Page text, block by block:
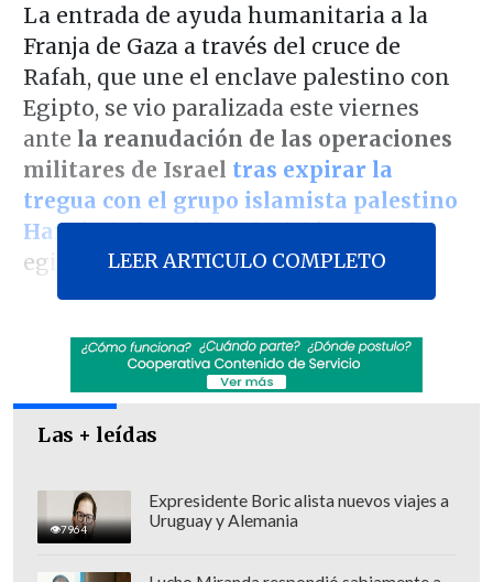
La entrada de ayuda humanitaria a la
Franja de Gaza a través del cruce de
Rafah, que une el enclave palestino con
Egipto, se vio paralizada este viernes
ante la reanudación de las operaciones
militares de Israel tras expirar la
tregua con el grupo islamista palestino
Hamás, informó la televisión estatal
egipcia Al Qahera News
camiones se ha detenido" en el paso de
, el único cruce por donde ha
entrado ayuda humanitaria a Gaza desde
el inicio de la guerra el pasado 7 de
enclave unos 200 vehículos a diario
durantelos siete días que duró la tregua
LEER ARTICULO COMPLETO
Las + leídas
7964
Expresidente Boric alista nuevos viajes a
Uruguay y Alemania